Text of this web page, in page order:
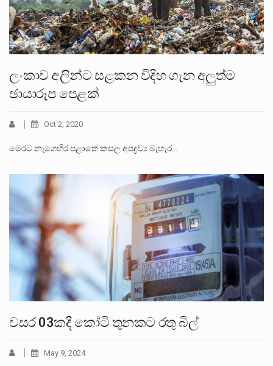
ලංකාව අලින්ට සළකන විදිහ ගැන අලුත්ම
ඡායාරූප පෙළක්
Oct 2, 2020
මෙරට නැගෙහිර පළාතේ කසල අපද්‍රව්‍ය බැහැර…
වසර 03කදී කෝටි තුනකට රතු බිල්
May 9, 2024